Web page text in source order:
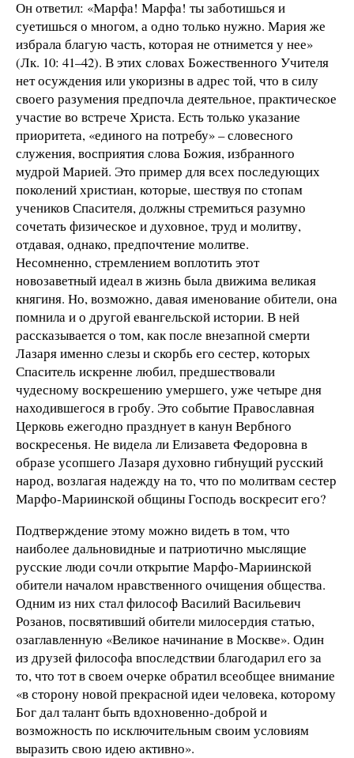
Он ответил: «Марфа! Марфа! ты заботишься и
суетишься о многом, а одно только нужно. Мария же
избрала благую часть, которая не отнимется у нее»
(Лк. 10: 41–42). В этих словах Божественного Учителя
нет осуждения или укоризны в адрес той, что в силу
своего разумения предпочла деятельное, практическое
участие во встрече Христа. Есть только указание
приоритета, «единого на потребу» – словесного
служения, восприятия слова Божия, избранного
мудрой Марией. Это пример для всех последующих
поколений христиан, которые, шествуя по стопам
учеников Спасителя, должны стремиться разумно
сочетать физическое и духовное, труд и молитву,
отдавая, однако, предпочтение молитве.
Несомненно, стремлением воплотить этот
новозаветный идеал в жизнь была движима великая
княгиня. Но, возможно, давая именование обители, она
помнила и о другой евангельской истории. В ней
рассказывается о том, как после внезапной смерти
Лазаря именно слезы и скорбь его сестер, которых
Спаситель искренне любил, предшествовали
чудесному воскрешению умершего, уже четыре дня
находившегося в гробу. Это событие Православная
Церковь ежегодно празднует в канун Вербного
воскресенья. Не видела ли Елизавета Федоровна в
образе усопшего Лазаря духовно гибнущий русский
народ, возлагая надежду на то, что по молитвам сестер
Марфо-Мариинской общины Господь воскресит его?
Подтверждение этому можно видеть в том, что
наиболее дальновидные и патриотично мыслящие
русские люди сочли открытие Марфо-Мариинской
обители началом нравственного очищения общества.
Одним из них стал философ Василий Васильевич
Розанов, посвятивший обители милосердия статью,
озаглавленную «Великое начинание в Москве». Один
из друзей философа впоследствии благодарил его за
то, что тот в своем очерке обратил всеобщее внимание
«в сторону новой прекрасной идеи человека, которому
Бог дал талант быть вдохновенно-доброй и
возможность по исключительным своим условиям
выразить свою идею активно».